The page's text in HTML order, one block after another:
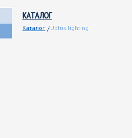
КАТАЛОГ
Каталог Uplus lighting